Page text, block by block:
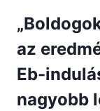
az
Eb-
nagyobb